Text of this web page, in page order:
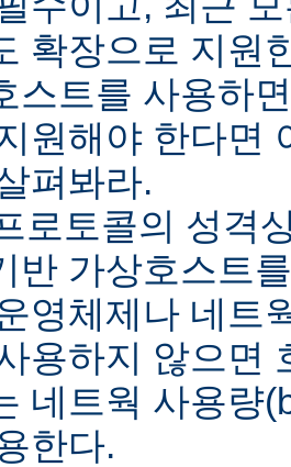
확장으로 지원
스트를 사용하
원해야 한다면
펴봐라.
로토콜의 성격
반 가상호스트
영체제나 네트
용하지 않으면
네트웍 사용량
한다.